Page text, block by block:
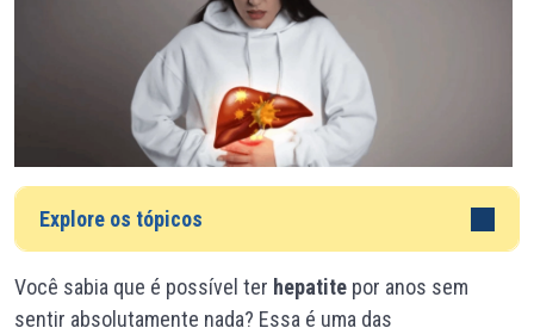
Explore os tópicos
Você sabia que é possível ter hepatite por anos sem
sentir absolutamente nada? Essa é uma das